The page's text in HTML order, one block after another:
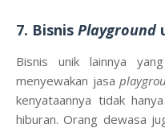
7. Bisnis Playground
Bisnis unik lainnya
menyewakan jasa
kenyataannya tidak
hiburan. Orang dewasa